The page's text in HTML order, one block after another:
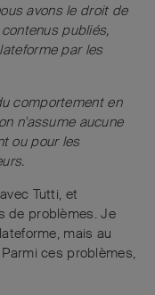
avons le droit de
publiés,
par les
comportement en
n'assume aucune
ou pour les
Tutti, et
de problèmes. Je
mais au
ces problèmes,